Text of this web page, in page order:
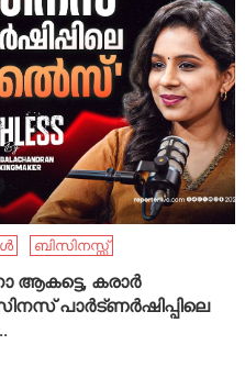
ബിസിനസ്സ്
ആകട്ടെ, കരാർ
പാർട്ണർഷിപ്പിലെ